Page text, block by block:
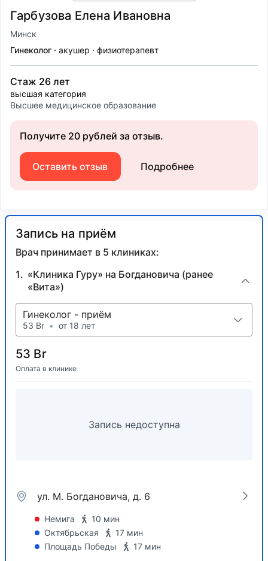
Гарбузова Елена Ивановна
Минск
Гинеколог
акушер физиотерапевт
Стаж 26 лет
высшая категория
Высшее медицинское образование
Получите 20 рублей за отзыв.
Оставить отзыв Подробнее
Запись на приём
Врач принимает в 5 клиниках:
«Клиника Гуру» на Богдановича (ранее
«Вита»)
Гинеколог - приём
53 Br • от 18 лет
53 Br
Оплата в клинике
Запись недоступна
ул. М. Богдановича, д. 6
Немига
10 мин
Октябрьская
17 мин
Площадь Победы
17 мин